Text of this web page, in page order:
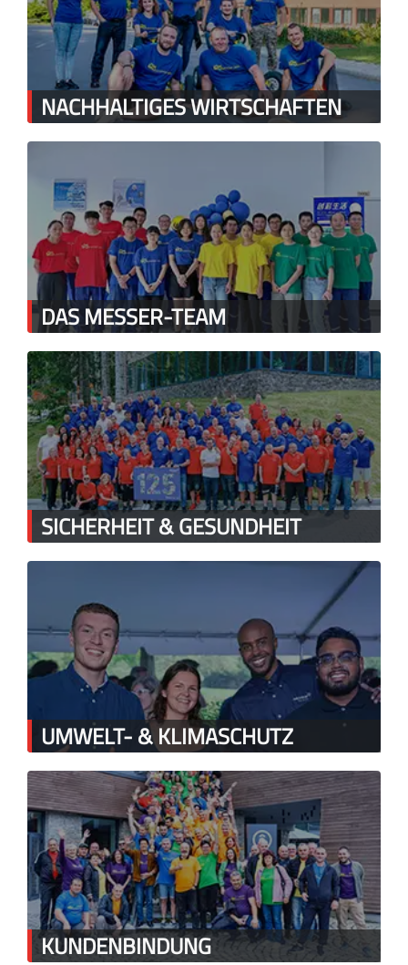
NACHHALTIGES WIRTSCHAFTEN
DAS MESSER-TEAM
SICHERHEIT & GESUNDHEIT
UMWELT- & KLIMASCHUTZ
KUNDENBINDUNG